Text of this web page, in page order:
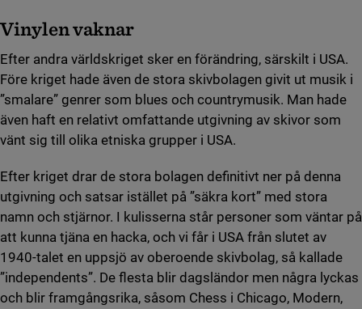
Vinylen vaknar
Efter andra världskriget sker en förändring, särskilt i USA.
Före kriget hade även de stora skivbolagen givit ut musik i
”smalare” genrer som blues och countrymusik. Man hade
även haft en relativt omfattande utgivning av skivor som
vänt sig till olika etniska grupper i USA.
Efter kriget drar de stora bolagen definitivt ner på denna
utgivning och satsar istället på ”säkra kort” med stora
namn och stjärnor. I kulisserna står personer som väntar på
att kunna tjäna en hacka, och vi får i USA från slutet av
1940-talet en uppsjö av oberoende skivbolag, så kallade
”independents”. De flesta blir dagsländor men några lyckas
och blir framgångsrika, såsom Chess i Chicago, Modern,